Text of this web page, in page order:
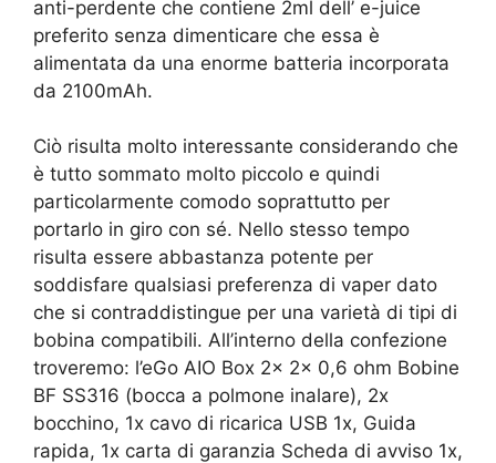
anti-perdente che contiene 2ml dell’ e-juice
preferito senza dimenticare che essa è
alimentata da una enorme batteria incorporata
da 2100mAh.
Ciò risulta molto interessante considerando che
è tutto sommato molto piccolo e quindi
particolarmente comodo soprattutto per
portarlo in giro con sé. Nello stesso tempo
risulta essere abbastanza potente per
soddisfare qualsiasi preferenza di vaper dato
che si contraddistingue per una varietà di tipi di
bobina compatibili. All’interno della confezione
troveremo: l’eGo AIO Box 2x 2x 0,6 ohm Bobine
BF SS316 (bocca a polmone inalare), 2x
bocchino, 1x cavo di ricarica USB 1x, Guida
rapida, 1x carta di garanzia Scheda di avviso 1x,